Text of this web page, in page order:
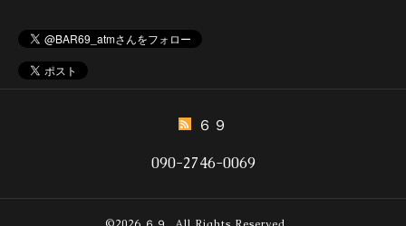
６９
090-2746-0069